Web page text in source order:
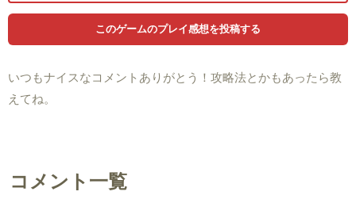
いつもナイスなコメントありがとう！攻略法とかもあったら教
えてね。
コメント一覧